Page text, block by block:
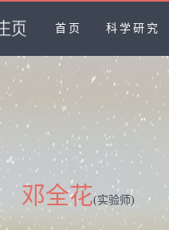
首页 科学研究
邓全花(实验师)